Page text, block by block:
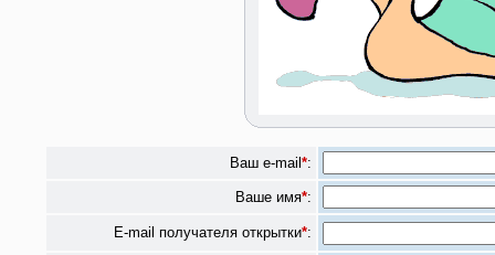
Ваш e-mail *:
Ваше имя*:
E-mail получателя открытки*: